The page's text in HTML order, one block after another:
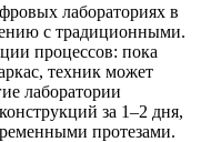
лабораториях в
с традиционными.
процессов: пока
техник может
лаборатории
за 1–2 дня,
протезами.